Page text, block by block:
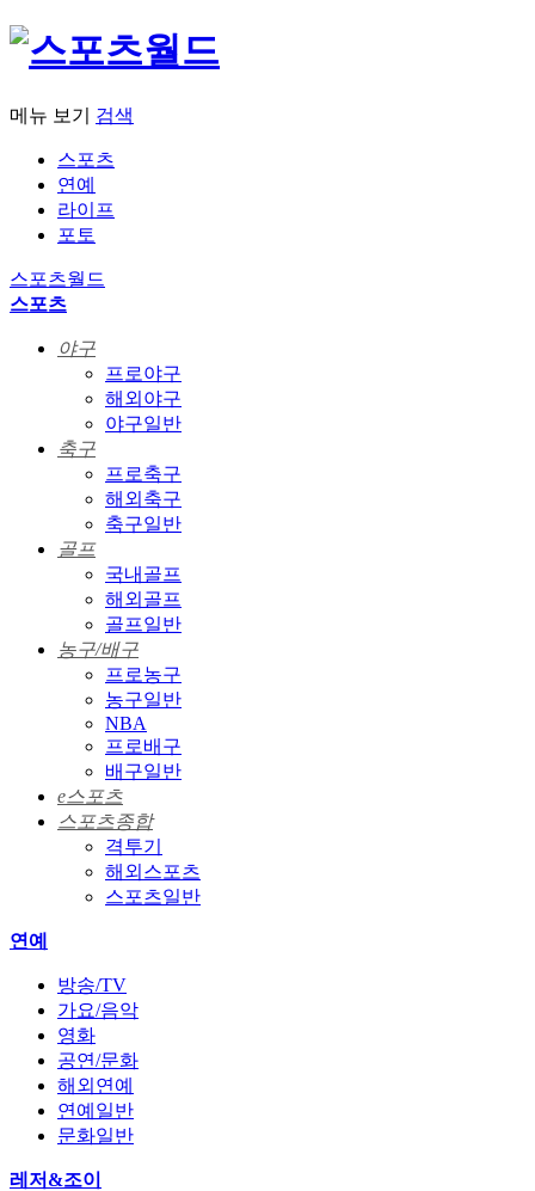
메뉴 보기 검색
스포츠
연예
라이프
포토
스포츠월드
스포츠
야구
프로야구
해외야구
야구일반
축구
프로축구
해외축구
축구일반
골프
국내골프
해외골프
골프일반
농구/배구
프로농구
농구일반
NBA
프로배구
배구일반
e스포츠
스포츠종합
격투기
해외스포츠
스포츠일반
연예
방송/TV
가요/음악
영화
공연/문화
해외연예
연예일반
문화일반
레저&조이